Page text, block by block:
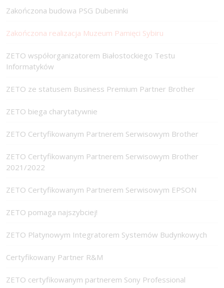
Zakończona budowa PSG Dubeninki
Zakończona realizacja Muzeum Pamięci Sybiru
ZETO współorganizatorem Białostockiego Testu
Informatyków
ZETO ze statusem Business Premium Partner Brother
ZETO biega charytatywnie
ZETO Certyfikowanym Partnerem Serwisowym Brother
ZETO Certyfikowanym Partnerem Serwisowym Brother
2021/2022
ZETO Certyfikowanym Partnerem Serwisowym EPSON
ZETO pomaga najszybciej!
ZETO Platynowym Integratorem Systemów Budynkowych
Certyfikowany Partner R&M
ZETO certyfikowanym partnerem Sony Professional